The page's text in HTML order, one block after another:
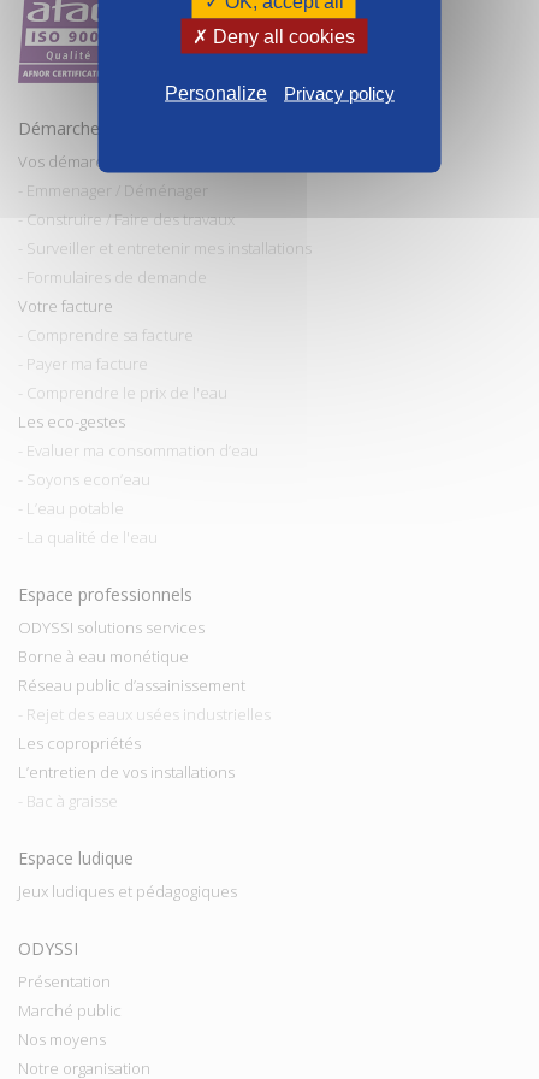
Démarches et conseils
Vos démarches
- Emmenager / Déménager
- Construire / Faire des travaux
- Surveiller et entretenir mes installations
- Formulaires de demande
Votre facture
- Comprendre sa facture
- Payer ma facture
- Comprendre le prix de l'eau
Les eco-gestes
- Evaluer ma consommation d’eau
- Soyons econ’eau
- L’eau potable
- La qualité de l'eau
Espace professionnels
ODYSSI solutions services
Borne à eau monétique
Réseau public d’assainissement
- Rejet des eaux usées industrielles
Les copropriétés
L’entretien de vos installations
- Bac à graisse
Espace ludique
Jeux ludiques et pédagogiques
ODYSSI
Présentation
Marché public
Nos moyens
Notre organisation
✗ Deny all cookies
Personalize Privacy policy